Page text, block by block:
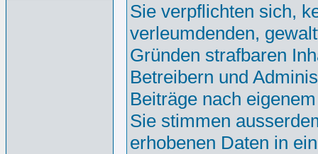
Sie verpflichten sich,
verleumdenden,
Gründen strafbaren
Betreibern und
Beiträge nach
Sie stimmen
erhobenen Daten in